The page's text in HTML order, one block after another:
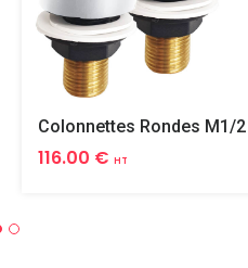
116.00 € HT